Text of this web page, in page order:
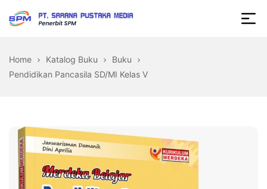
Media
Home Katalog Buku
Buku
Pendidikan Pancasila SD/MI Kelas V